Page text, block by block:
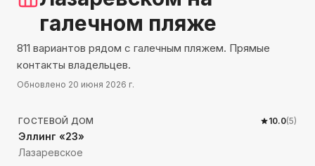
галечном пляже
811 вариантов рядом с галечным пляжем. Прямые
контакты владельцев.
Обновлено 20 июня 2026 г.
65м до моря
ГОСТЕВОЙ ДОМ 10.0(5)
Эллинг «23»
Лазаревское